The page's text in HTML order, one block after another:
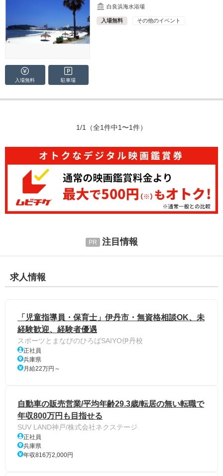
白良浜海水浴場
入場無料 その他のイベント
入場無料 駐車場
1/1 （全1件中1〜1件）
注目情報
求人情報
「児童指導員・保育士」伊丹市・無資格相談OK、未
経験歓迎、経験者優遇
スポーツとまなびのひろばSAIYO伊丹校
正社員
兵庫県
月給22万円～
自動車の販売営業/平均年齢29.3歳/転居の無い転職で
年収800万円も目指せる
SUV LAND神戸/株式会社ネクステージ
正社員
兵庫県
年収816万2,000円